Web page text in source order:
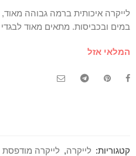
לייקרה איכותית ברמה גבוהה
במים ובכביסות. מתאים מאוד לבגדי
המלאי אזל
קטגוריות: לייקרה, לייקרה מודפסת